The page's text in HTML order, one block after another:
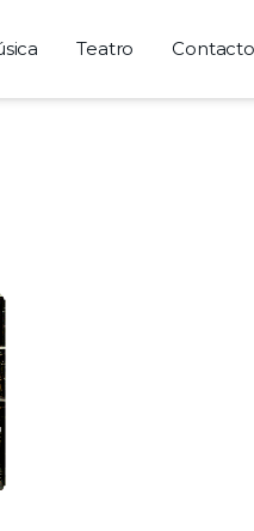
Teatro Contacto